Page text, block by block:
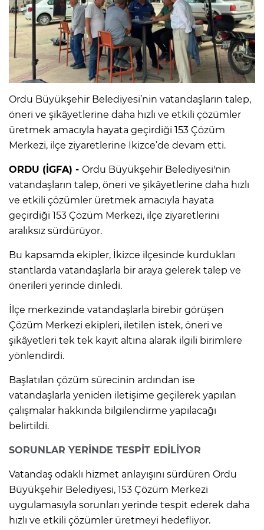
Ordu Büyükşehir Belediyesi’nin vatandaşların talep,
öneri ve şikâyetlerine daha hızlı ve etkili çözümler
üretmek amacıyla hayata geçirdiği 153 Çözüm
Merkezi, ilçe ziyaretlerine İkizce’de devam etti.
ORDU (İGFA) - Ordu Büyükşehir Belediyesi'nin
vatandaşların talep, öneri ve şikâyetlerine daha hızlı
ve etkili çözümler üretmek amacıyla hayata
geçirdiği 153 Çözüm Merkezi, ilçe ziyaretlerini
aralıksız sürdürüyor.
Bu kapsamda ekipler, İkizce ilçesinde kurdukları
stantlarda vatandaşlarla bir araya gelerek talep ve
önerileri yerinde dinledi.
İlçe merkezinde vatandaşlarla birebir görüşen
Çözüm Merkezi ekipleri, iletilen istek, öneri ve
şikâyetleri tek tek kayıt altına alarak ilgili birimlere
yönlendirdi.
Başlatılan çözüm sürecinin ardından ise
vatandaşlarla yeniden iletişime geçilerek yapılan
çalışmalar hakkında bilgilendirme yapılacağı
belirtildi.
SORUNLAR YERİNDE TESPİT EDİLİYOR
Vatandaş odaklı hizmet anlayışını sürdüren Ordu
Büyükşehir Belediyesi, 153 Çözüm Merkezi
uygulamasıyla sorunları yerinde tespit ederek daha
hızlı ve etkili çözümler üretmeyi hedefliyor.